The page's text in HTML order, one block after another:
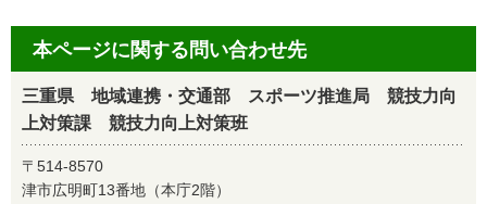
本ページに関する問い合わせ先
三重県 地域連携・交通部 スポーツ推進局 競技力向
上対策課 競技力向上対策班
〒514-8570
津市広明町13番地（本庁2階）